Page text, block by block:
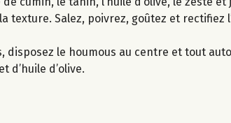
Salez, poivrez, goûtez et rectifiez
disposez le houmous au centre et tout
d’huile d’olive.